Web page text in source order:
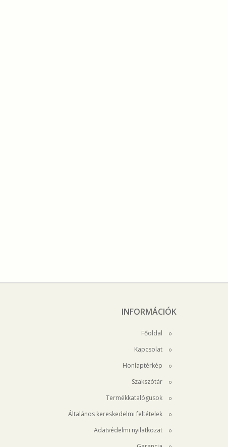
INFORMÁCIÓK
Főoldal
Kapcsolat
Honlaptérkép
Szakszótár
Termékkatalógusok
Általános kereskedelmi feltételek
Adatvédelmi nyilatkozat